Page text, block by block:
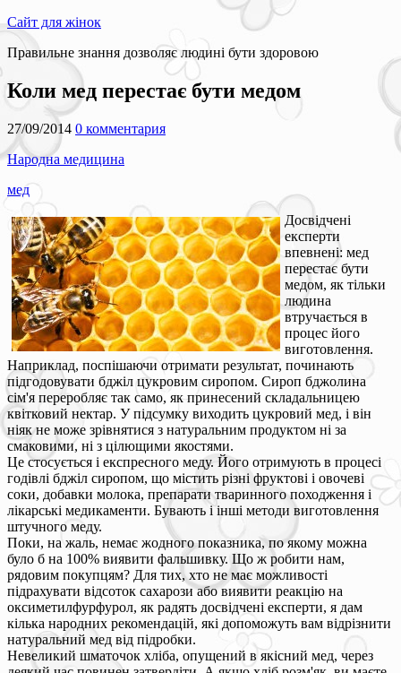
Сайт для жінок
Правильне знання дозволяє людині бути здоровою
Коли мед перестає бути медом
27/09/2014 0 комментария
Народна медицина
мед
Досвідчені
експерти
впевнені: мед
перестає бути
медом, як тільки
людина
втручається в
процес його
виготовлення.
Наприклад, поспішаючи отримати результат, починають
підгодовувати бджіл цукровим сиропом. Сироп бджолина
сім'я переробляє так само, як принесений складальницею
квітковий нектар. У підсумку виходить цукровий мед, і він
ніяк не може зрівнятися з натуральним продуктом ні за
смаковими, ні з цілющими якостями.
Це стосується і експресного меду. Його отримують в процесі
годівлі бджіл сиропом, що містить різні фруктові і овочеві
соки, добавки молока, препарати тваринного походження і
лікарські медикаменти. Бувають і інші методи виготовлення
штучного меду.
Поки, на жаль, немає жодного показника, по якому можна
було б на 100% виявити фальшивку. Що ж робити нам,
рядовим покупцям? Для тих, хто не має можливості
підрахувати відсоток сахарози або виявити реакцію на
оксиметилфурфурол, як радять досвідчені експерти, я дам
кілька народних рекомендацій, які допоможуть вам відрізнити
натуральний мед від підробки.
Невеликий шматочок хліба, опущений в якісний мед, через